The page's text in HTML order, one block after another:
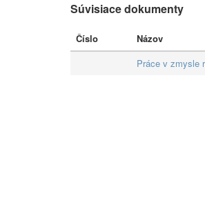
Súvisiace dokumenty
Číslo Názov
Práce v zmysle